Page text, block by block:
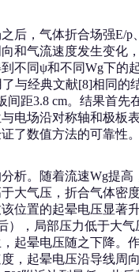
后，气体折合场强E/p
和气流速度发生变化
不同ψ和不同Wg下的
与经典文献[8]相同的
间距3.8 cm。结果首先
电场沿对称轴和极板
了数值方法的可靠性。
析。随着流速Wg提高
大气压，折合气体密
位置的起晕电压显著
），局部压力低于大
起晕电压随之下降。
，起晕电压沿导线周